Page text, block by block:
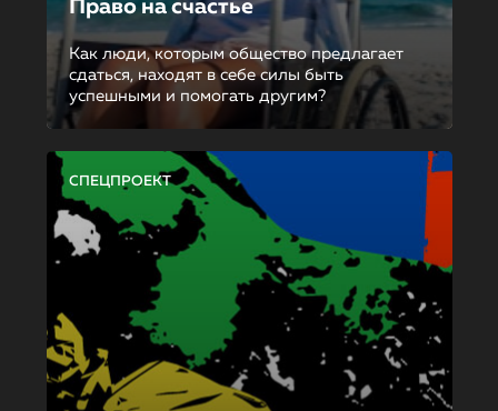
Право на счастье
Как люди, которым общество предлагает
сдаться, находят в себе силы быть
успешными и помогать другим?
СПЕЦПРОЕКТ